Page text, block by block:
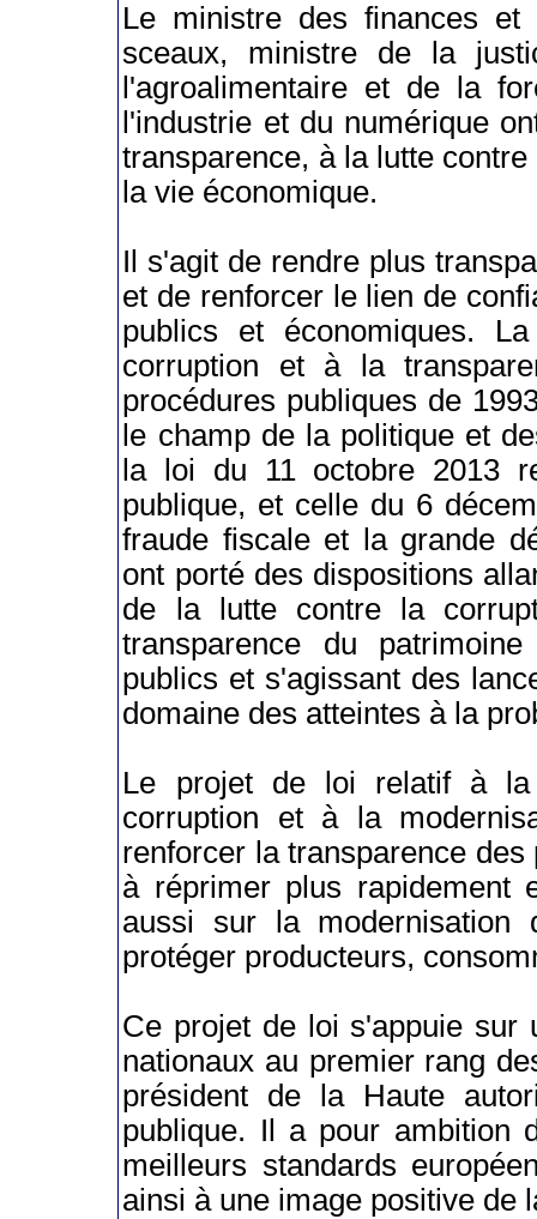
Le ministre des finances
sceaux, ministre de la
l'agroalimentaire et de la
l'industrie et du numérique
transparence, à la lutte
la vie économique.
Il s'agit de rendre plus
et de renforcer le lien de
publics et économiques.
corruption et à la
procédures publiques de
le champ de la politique et
la loi du 11 octobre 2013
publique, et celle du 6
fraude fiscale et la grande
ont porté des dispositions
de la lutte contre la
transparence du
publics et s'agissant des
domaine des atteintes à la
Le projet de loi relatif à
corruption et à la
renforcer la transparence
à réprimer plus rapidement
aussi sur la modernisation
protéger producteurs,
Ce projet de loi s'appuie sur
nationaux au premier rang
président de la Haute
publique. Il a pour ambition
meilleurs standards
ainsi à une image positive de